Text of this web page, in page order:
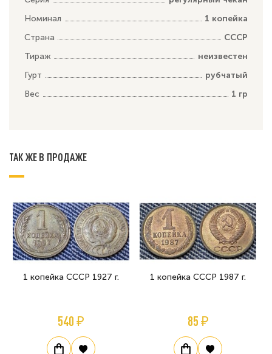
Номинал
1 копейка
Страна
СССР
Тираж
неизвестен
Гурт
рубчатый
Вес
1 гр
ТАК ЖЕ В ПРОДАЖЕ
1 копейка СССР 1927 г.
540 ₽
1 копейка СССР 1987 г.
85 ₽